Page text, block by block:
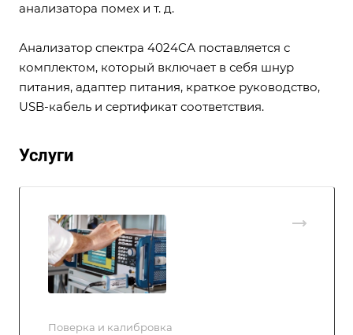
анализатора помех и т. д.
Анализатор спектра 4024CA поставляется с
комплектом, который включает в себя шнур
питания, адаптер питания, краткое руководство,
USB-кабель и сертификат соответствия.
Услуги
Поверка и калибровка